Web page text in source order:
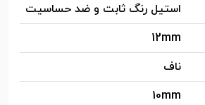
استیل رنگ ثابت و ضد حساسیت
12mm
ناف
10mm